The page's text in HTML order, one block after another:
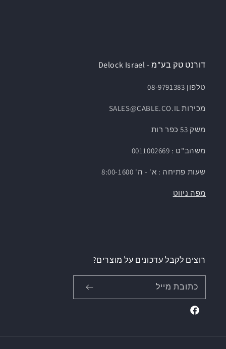
דורנט טק בע"מ - Delock Israel
טלפון 08-9791383
מכירות SALES@CABLE.CO.IL
משק 53 כפר רות
משהב"ט : 0011002669
שעות פתיחה : א' - ה' 8:00-1600
מפה ניווט
רוצים לקבל עדכונים על מוצרים?
כתובת מייל
Facebook